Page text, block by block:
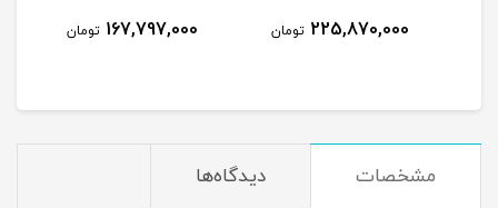
250Nits Matte ROG OLED
225,870,000 تومان 167,797,000 تومان
مشخصات دیدگاه‌ها